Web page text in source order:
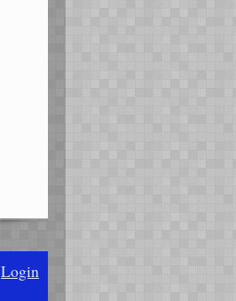
Login